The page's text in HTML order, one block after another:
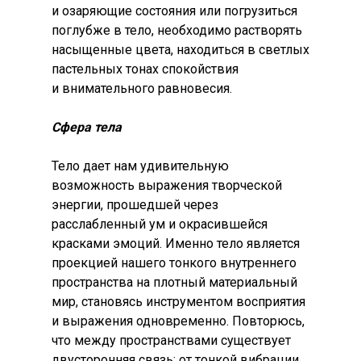
и озаряющие состояния или погрузиться
поглубже в тело, необходимо растворять
насыщенные цвета, находиться в светлых
пастельных тонах спокойствия
и внимательного равновесия.
Сфера тела
Тело дает нам удивительную
возможность выражения творческой
энергии, прошедшей через
расслабленный ум и окрасившейся
красками эмоций. Именно тело является
проекцией нашего тонкого внутреннего
пространства на плотный материальный
мир, становясь инструментом восприятия
и выражения одновременно. Повторюсь,
что между пространствами существует